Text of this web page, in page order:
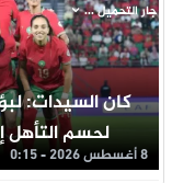
كان السيدات:
لحسم التأهل
8 أغسطس 2026 - 0:15
جار التحميل ...